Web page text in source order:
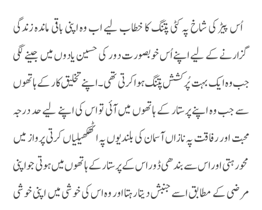
اُس پیڑ کی شاخ پہ کٹی پتنگ کا خطاب لیے اب وہ اپنی باقی ماندہ زندگی
گزارنے کے لیے اپنے اُس خوبصورت دور کی حسین یادوں میں جینے لگی
جب وہ ایک بہت پُر کشش پتنگ ہوا کرتی تھی۔اپنے تخلیق کار کے ہاتھوں
سے جب وہ اپنے پرستار کے ہاتھوں میں آئی تو اس کی اپنے لیے حد درجہ
محبت اور رفاقت پہ نازاں آسمان کی بلندیوں پہ اٹھکھیلیاں کرتی پرواز میں
محو رہتی اور اس سے بندھی ڈور اس کے پرستار کے ہاتھوں میں ہوتی جو اپنی
مرضی کے مطابق اسے جنبش دیتا رہتا اور وہ اس کی خوشی میں اپنی خوشی